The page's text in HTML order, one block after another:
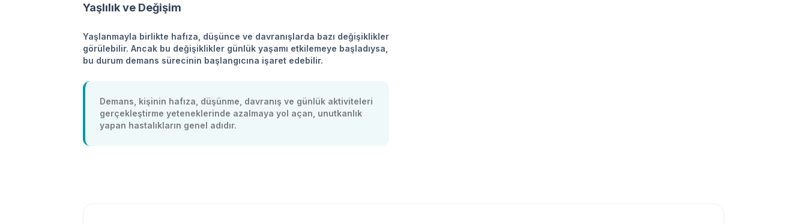
Yaşlılık ve Değişim
Yaşlanmayla birlikte hafıza, düşünce ve davranışlarda bazı değişiklikler
görülebilir. Ancak bu değişiklikler günlük yaşamı etkilemeye başladıysa,
bu durum demans sürecinin başlangıcına işaret edebilir.
Demans, kişinin hafıza, düşünme, davranış ve günlük aktiviteleri
gerçekleştirme yeteneklerinde azalmaya yol açan, unutkanlık
yapan hastalıkların genel adıdır.